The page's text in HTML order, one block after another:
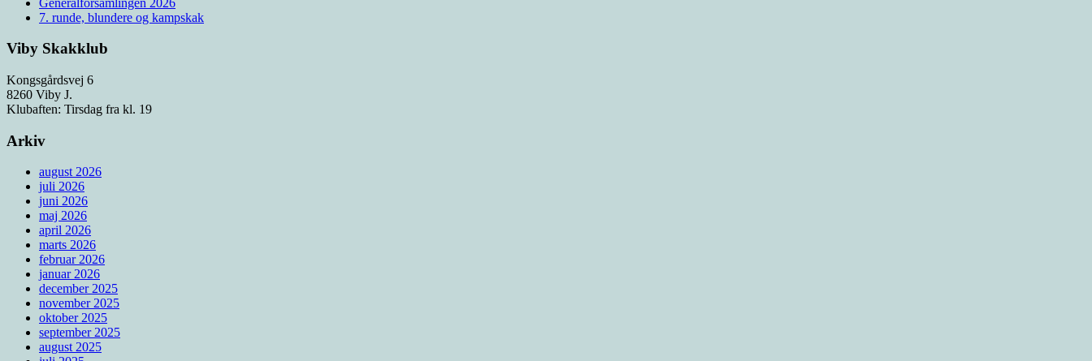
7. runde, blundere og kampskak
Viby Skakklub
Kongsgårdsvej 6
8260 Viby J.
Klubaften: Tirsdag fra kl. 19
Arkiv
august 2026
juli 2026
juni 2026
maj 2026
april 2026
marts 2026
februar 2026
januar 2026
december 2025
november 2025
oktober 2025
september 2025
august 2025